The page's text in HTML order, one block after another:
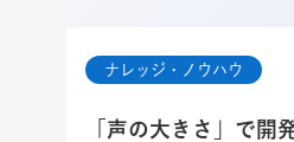
ナレッジ・ノウハウ
「声の大きさ」で開